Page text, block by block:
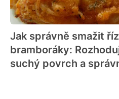
Jak správně smažit
bramboráky:
suchý povrch a